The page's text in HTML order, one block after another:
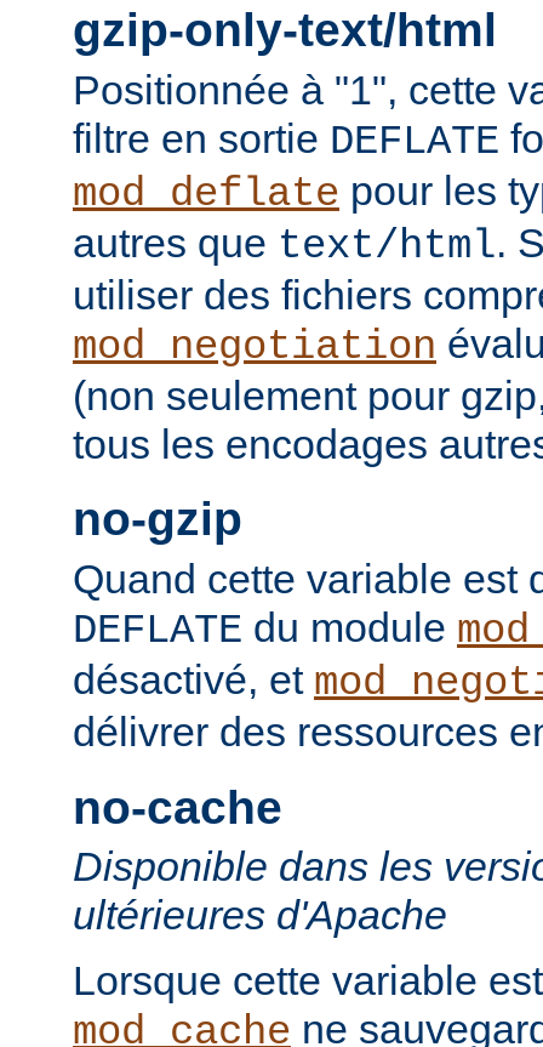
gzip-only-text/html
Positionnée à "1", cette
filtre en sortie DEFLATE
mod_deflate pour les
autres que text/html.
utiliser des fichiers
mod_negotiation
(non seulement pour
tous les encodages
no-gzip
Quand cette variable est
DEFLATE du module
désactivé, et
délivrer des ressources
no-cache
Disponible dans les
ultérieures d'Apache
Lorsque cette variable
mod_cache ne